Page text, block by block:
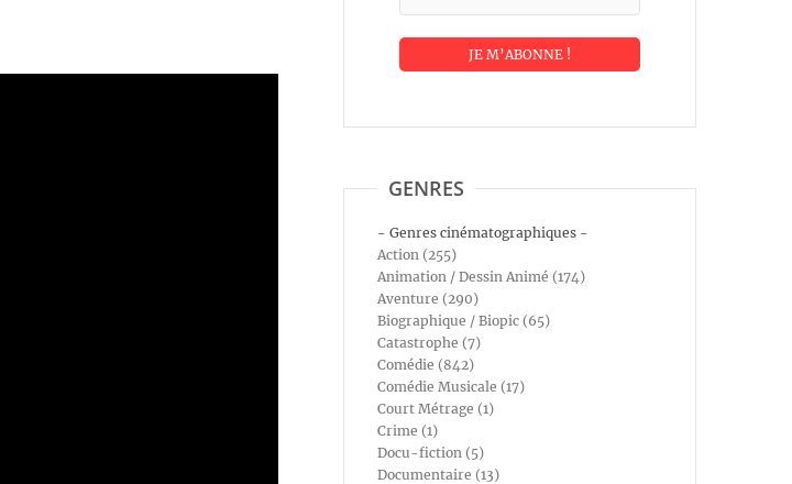
GENRES
- Genres cinématographiques -
Action (255)
Animation / Dessin Animé (174)
Aventure (290)
Biographique / Biopic (65)
Catastrophe (7)
Comédie (842)
Comédie Musicale (17)
Court Métrage (1)
Crime (1)
Docu-fiction (5)
Documentaire (13)